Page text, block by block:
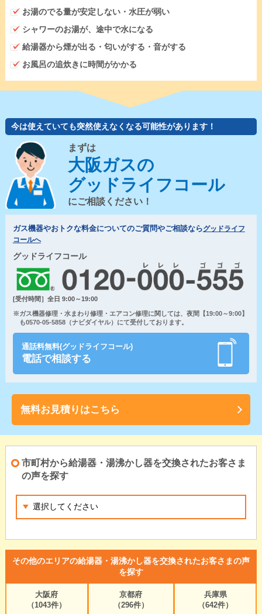
お湯のでる量が安定しない・水圧が弱い
シャワーのお湯が、途中で水になる
給湯器から煙が出る・匂いがする・音がする
お風呂の追炊きに時間がかかる
今は使えていても突然使えなくなる可能性があります！
まずは
大阪ガスの
グッドライフコール
にご相談ください！
ガス機器やおトクな料金についてのご質問やご相談ならグッドライフ
コールへ
グッドライフコール
[受付時間］全日 9:00～19:00
※ガス機器修理・水まわり修理・エアコン修理に関しては、夜間【19:00～9:00】
も0570-05-5858（ナビダイヤル）にて受付しております。
通話料無料(グッドライフコール)
電話で相談する
無料お見積りはこちら
市町村から給湯器・湯沸かし器を交換されたお客さま
の声を探す
その他のエリアの給湯器・湯沸かし器を交換されたお客さまの声
を探す
大阪府
（1043件）
京都府
（296件）
兵庫県
（642件）